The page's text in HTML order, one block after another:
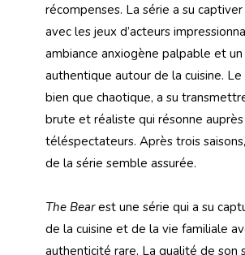
récompenses. La série a su
avec les jeux d’acteurs
ambiance anxiogène palpable et un
authentique autour de la cuisine.
bien que chaotique, a su
brute et réaliste qui résonne
téléspectateurs. Après trois
de la série semble assurée.
The Bearest une série qui a su
de la cuisine et de la vie familiale
authenticité rare. La qualité de son